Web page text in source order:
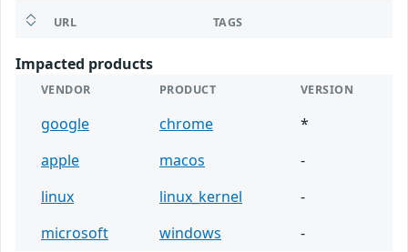
URL TAGS
Impacted products
VENDOR PRODUCT VERSION
google chrome
*
apple
macos
-
linux
linux_kernel
-
microsoft
windows -